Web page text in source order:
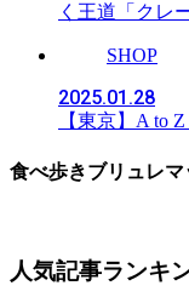
く王道「クレ
SHOP
2025.01.28
【東京】A to Z
食べ歩きブリュレマ
人気記事ランキ